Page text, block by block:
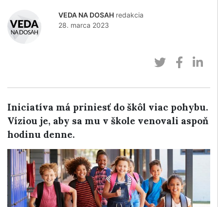
VEDA NA DOSAH redakcia
28. marca 2023
Iniciatíva má priniesť do škôl viac pohybu.
Víziou je, aby sa mu v škole venovali aspoň
hodinu denne.